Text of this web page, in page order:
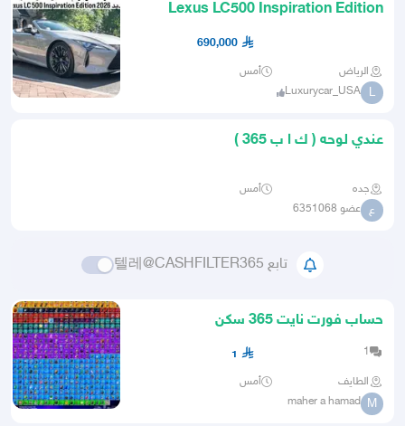
Lexus LC500 Inspiration Edition
690,000
الرياض أمس
L
Luxurycar_USA
عندي لوحه ( ك ا ب 365 )
جده أمس
ع عضو 6351068
تابع 텔레@CASHFILTER365
حساب فورت نايت 365 سكن
1
1
الطايف أمس
M
maher a hamad